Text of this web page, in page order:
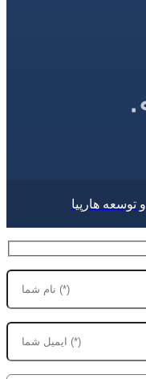
هارپیا